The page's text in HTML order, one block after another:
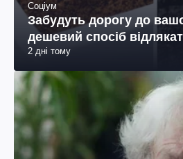
Соціум
Забудуть дорогу до
дешевий спосіб
2 дні тому